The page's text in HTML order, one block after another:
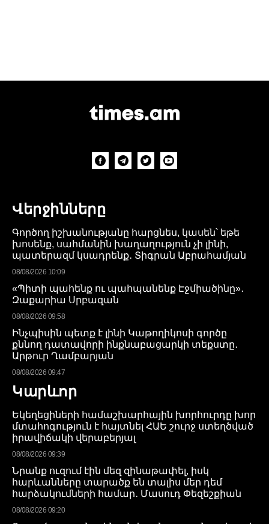
Վերջինները
Գործող իշխանությանը հարցնես, կասեն՝ եթե
խոսենք, սահմանին խաղաղություն չի լինի,
պատերազմ կսադրենք․ Տիգրան Աբրահամյան
08/08/2026 10:09
«Պիտի պահենք ու պահպանենք Էջմիածինը»․
Զաքարիա Սրբազան
08/08/2026 09:58
Ինչպիսին պետք է լինի Կաթողիկոսի գործը
քննող դատավորի ինքնաբացարկի տեքստը․
Արթուր Ղամբարյան
08/08/2026 09:47
Կարևոր
Եկեղեցիների համաշխարհային խորհուրդը խոր
մտահոգություն է հայտնել ՀԱԵ շուրջ ստեղծված
իրավիճակի վերաբերյալ
08/08/2026 09:39
Նրանք ուզում էին մեզ զինաթափել, իսկ
հարևանները տարածք են տալիս մեր դեմ
հարձակումների համար․ Մասուդ Փեզեշքիան
08/08/2026 09:20